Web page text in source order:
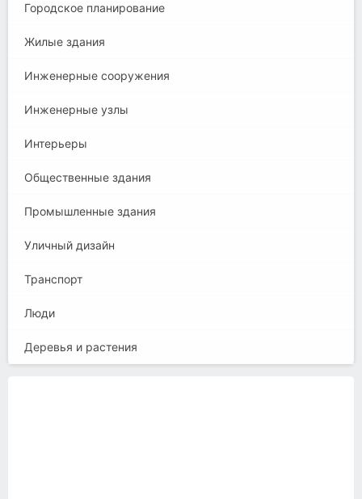
Городское планирование
Жилые здания
Инженерные сооружения
Инженерные узлы
Интерьеры
Общественные здания
Промышленные здания
Уличный дизайн
Транспорт
Люди
Деревья и растения